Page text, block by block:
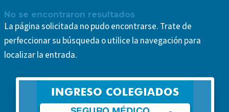
No se encontraron resultados
La página solicitada no pudo encontrarse. Trate de
perfeccionar su búsqueda o utilice la navegación para
localizar la entrada.